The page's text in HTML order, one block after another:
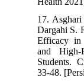
17.
Dargahi
Efficacy
and
Students.
33-48.